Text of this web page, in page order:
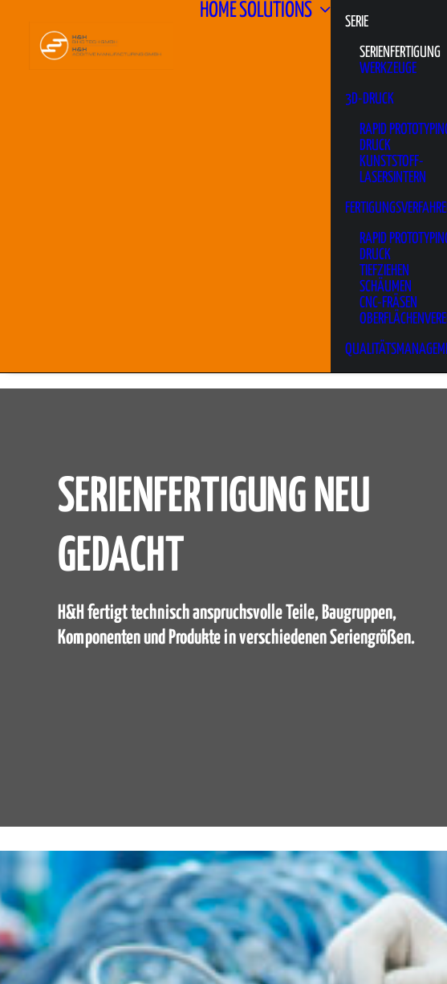
HOMESOLUTIONS
SERIE
SERIENFERTIGUNG
WERKZEUGE
3D-DRUCK
RAPID
DRUCK
KUNSTSTOFF-
LASERSINTERN
RAPID
DRUCK
TIEFZIEHEN
SCHÄUMEN
CNC-FRÄSEN
SERIENFERTIGUNG NEU
GEDACHT
H&H fertigt technisch anspruchsvolle Teile, Baugruppen,
Komponenten und Produkte in verschiedenen Seriengrößen.